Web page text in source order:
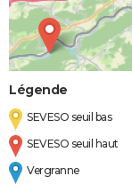
Légende
SEVESO seuil bas
SEVESO seuil haut
Vergranne